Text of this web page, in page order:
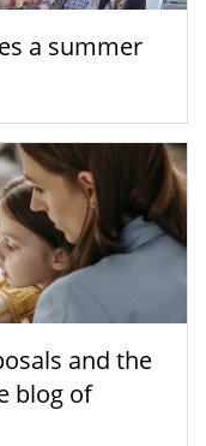
a summer
and the
blog of